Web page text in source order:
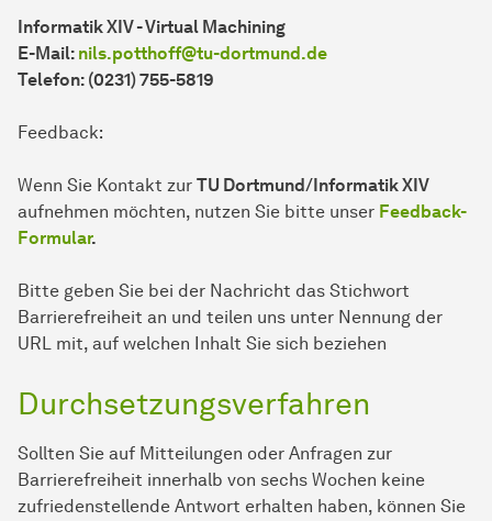
Informatik XIV - Virtual Machining
E-Mail: nils.potthoff@tu-dortmund.de
Telefon: (0231) 755-5819
Feedback:
Wenn Sie Kontakt zur TU Dortmund/Informatik XIV
aufnehmen möchten, nutzen Sie bitte unser Feedback-
Formular.
Bitte geben Sie bei der Nachricht das Stichwort
Barrierefreiheit an und teilen uns unter Nennung der
URL mit, auf welchen Inhalt Sie sich beziehen
Durchsetzungsverfahren
Sollten Sie auf Mitteilungen oder Anfragen zur
Barrierefreiheit innerhalb von sechs Wochen keine
zufriedenstellende Antwort erhalten haben, können Sie